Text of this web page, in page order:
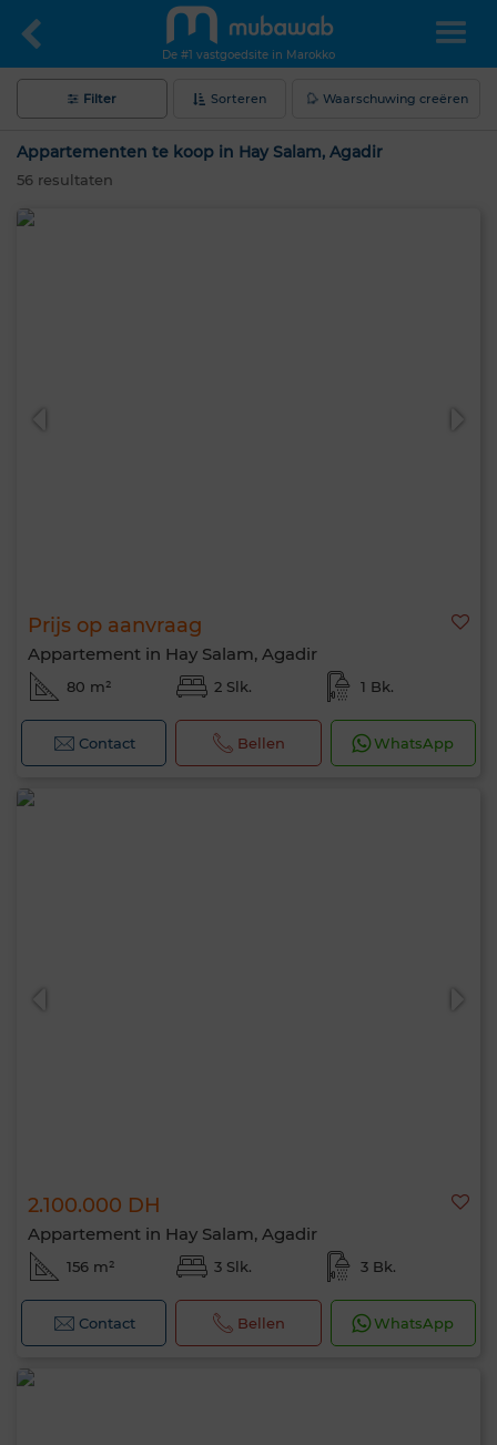
De #1 vastgoedsite in Marokko
Filter Sorteren Waarschuwing creëren
Appartementen te koop in Hay Salam, Agadir
56 resultaten
Prijs op aanvraag
Appartement in Hay Salam, Agadir
80 m² 2 Slk. 1 Bk.
Contact Bellen WhatsApp
2.100.000 DH
Appartement in Hay Salam, Agadir
156 m² 3 Slk. 3 Bk.
Contact Bellen WhatsApp